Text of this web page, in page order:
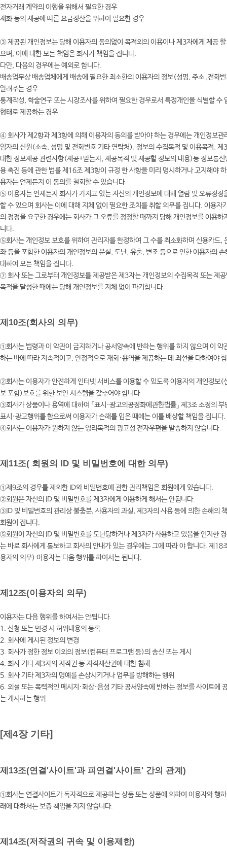
전자거래 계약의 이행을 위해서 필요한 경우
재화 등의 제공에 따른 요금정산을 위하여 필요한 경우
③ 제공된 개인정보는 당해 이용자의 동의없이 목적외의 이용이나 제3자에게 제공
으며, 이에 대한 모든 책임은 회사가 책임을 집니다.
다만, 다음의 경우에는 예외로 합니다.
배송업무상 배송업체에게 배송에 필요한 최소한의 이용자의 정보(성명, 주소 ,전화
알려주는 경우
통계작성, 학술연구 또는 시장조사를 위하여 필요한 경우로서 특정개인을 식별할 수
형태로 제공하는 경우
④ 회사가 제2항과 제3항에 의해 이용자의 동의를 받아야 하는 경우에는 개인정보관
임자의 신원(소속, 성명 및 전화번호 기타 연락처), 정보의 수집목적 및 이용목적, 제
대한 정보제공 관련사항(제공+받는자, 제공목적 및 제공할 정보의 내용)등 정보통신
용 촉진 등에 관한 법률 제16조 제3항이 규정 한 사항을 미리 명시하거나 고지해야
용자는 언제든지 이 동의를 철회할 수 있습니다.
⑤ 이용자는 언제든지 회사가 가지고 있는 자신의 개인정보에 대해 열람 및 오류정정
할 수 있으며 회사는 이에 대해 지체 없이 필요한 조치를 취할 의무를 집니다. 이용자
의 정정을 요구한 경우에는 회사가 그 오류를 정정할 때까지 당해 개인정보를 이용하
니다.
⑤회사는 개인정보 보호를 위하여 관리자를 한정하여 그 수를 최소화하며 신용카드,
좌 등을 포함한 이용자의 개인정보의 분실, 도난, 유출, 변조 등으로 인한 이용자의 손
대하여 모든 책임을 집니다.
⑦ 회사 또는 그로부터 개인정보를 제공받은 제3자는 개인정보의 수집목적 또는 제
목적을 달성한 때에는 당해 개인정보를 지체 없이 파기합니다.
제10조(회사의 의무)
①회사는 법령과 이 약관이 금지하거나 공서양속에 반하는 행위를 하지 않으며 이 약
하는 바에 따라 지속적이고, 안정적으로 재화·용역을 제공하는 데 최선을 다하여야
②회사는 이용자가 안전하게 인터넷 서비스를 이용할 수 있도록 이용자의 개인정보(
보 포함)보호를 위한 보안 시스템을 갖추어야 합니다.
③회사가 상품이나 용역에 대하여 「표시·광고의공정화에관한법률」 제3조 소정의 부
표시·광고행위를 함으로써 이용자가 손해를 입은 때에는 이를 배상할 책임을 집니
④회사는 이용자가 원하지 않는 영리목적의 광고성 전자우편을 발송하지 않습니다.
제11조( 회원의 ID 및 비밀번호에 대한 의무)
①제9조의 경우를 제외한 ID와 비밀번호에 관한 관리책임은 회원에게 있습니다.
②회원은 자신의 ID 및 비밀번호를 제3자에게 이용하게 해서는 안됩니다.
③ID 및 비밀번호의 관리상 불충분, 사용자의 과실, 제3자의 사용 등에 의한 손해의
회원이 집니다.
⑤회원이 자신의 ID 및 비밀번호를 도난당하거나 제3자가 사용하고 있음을 인지한
는 바로 회사에게 통보하고 회사의 안내가 있는 경우에는 그에 따라 야 합니다. 제18
용자의 의무) 이용자는 다음 행위를 하여서는 됩니다.
제12조(이용자의 의무)
이용자는 다음 행위를 하여서는 안됩니다.
1. 신청 또는 변경 시 허위내용의 등록
2. 회사에 게시된 정보의 변경
3. 회사가 정한 정보 이외의 정보(컴퓨터 프로그램 등)의 송신 또는 게시
4. 회사 기타 제3자의 저작권 등 지적재산권에 대한 침해
5. 회사 기타 제3자의 명예를 손상시키거나 업무를 방해하는 행위
6. 외설 또는 폭력적인 메시지·화상·음성 기타 공서양속에 반하는 정보를 사이트에
는 게시하는 행위
[제4장 기타]
제13조(연결'사이트'과 피연결'사이트' 간의 관계)
①회사는 연결사이트가 독자적으로 제공하는 상품 또는 상품에 의하여 이용자와 행
래에 대하서는 보증 책임을 지지 않습니다.
제14조(저작권의 귀속 및 이용제한)